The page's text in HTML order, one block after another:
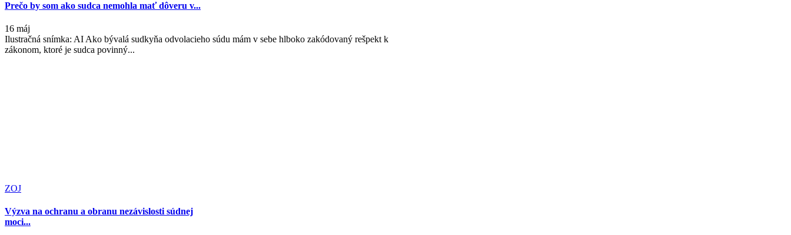
Prečo by som ako sudca nemohla mať dôveru v...
16 máj
Ilustračná snímka: AI Ako bývalá sudkyňa odvolacieho súdu mám v sebe hlboko zakódovaný rešpekt k
zákonom, ktoré je sudca povinný...
ZOJ
Výzva na ochranu a obranu nezávislosti súdnej
moci...